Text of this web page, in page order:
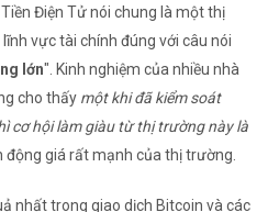
Điện Tử nói chung là một thị
vực tài chính đúng với câu nói
lớn". Kinh nghiệm của nhiều nhà
cho thấy một khi đã kiểm soát
cơ hội làm giàu từ thị trường này là
động giá rất mạnh của thị trường.
nhất trong giao dịch Bitcoin và các